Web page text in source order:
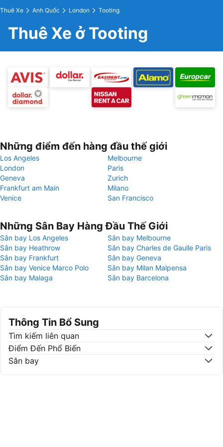
Thuê Xe Anh Quốc London Tooting
Thuê Xe ở Tooting
Những điểm đến hàng đầu thế giới
Los Angeles
Melbourne
London
Paris
Geneva
Zurich
Frankfurt am Main
Milano
Venice
San Francisco
Những Sân Bay Hàng Đầu Thế Giới
Sân bay Los Angeles
Sân bay Melbourne
Sân bay Heathrow
Sân bay Charles de Gaulle Paris
Sân bay Frankfurt
Sân bay Geneva
Sân bay Venice Marco Polo
Sân bay Milan Malpensa
Sân bay Malaga
Sân bay Barcelona
Thông Tin Bổ Sung
Tìm kiếm liên quan
Điểm Đến Phổ Biến
Sân bay